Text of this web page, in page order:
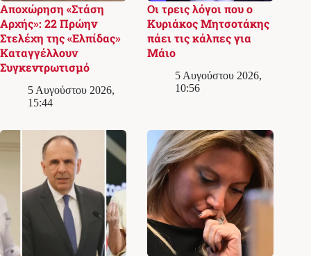
Αποχώρηση «Στάση
Αρχής»: 22 Πρώην
Στελέχη της «Ελπίδας»
Καταγγέλλουν
Συγκεντρωτισμό
5 Αυγούστου 2026,
15:44
Οι τρεις λόγοι που ο
Κυριάκος Μητσοτάκης
πάει τις κάλπες για
Μάιο
5 Αυγούστου 2026,
10:56